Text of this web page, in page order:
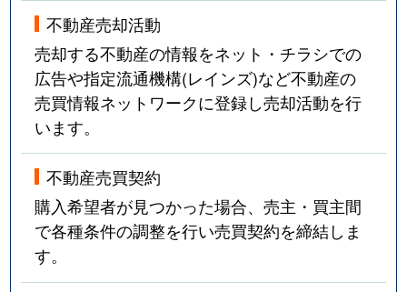
不動産売却活動
売却する不動産の情報をネット・チラシでの
広告や指定流通機構(レインズ)など不動産の
売買情報ネットワークに登録し売却活動を行
います。
不動産売買契約
購入希望者が見つかった場合、売主・買主間
で各種条件の調整を行い売買契約を締結しま
す。